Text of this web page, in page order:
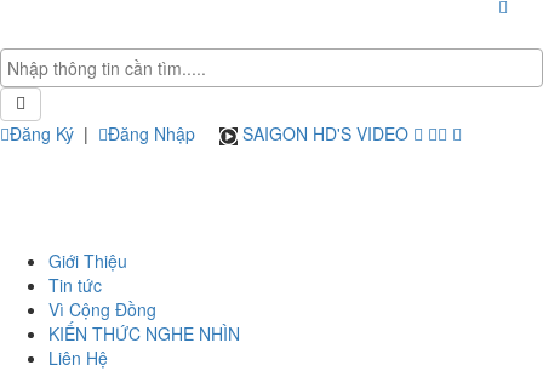
Đăng Ký | Đăng Nhập SAIGON HD'S VIDEO
Giới Thiệu
Tin tức
Vì Cộng Đồng
KIẾN THỨC NGHE NHÌN
Liên Hệ